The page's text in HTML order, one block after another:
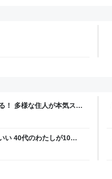
！ 多様な住人が本気スキ
向上”戦略 東京・中央
い 40代のわたしが10年